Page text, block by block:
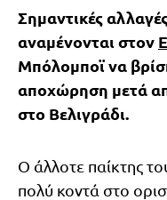
Σημαντικές
αναμένονται στον
Μπόλομποϊ να
αποχώρηση μετά
στο Βελιγράδι.
Ο άλλοτε παίκτης
πολύ κοντά στο